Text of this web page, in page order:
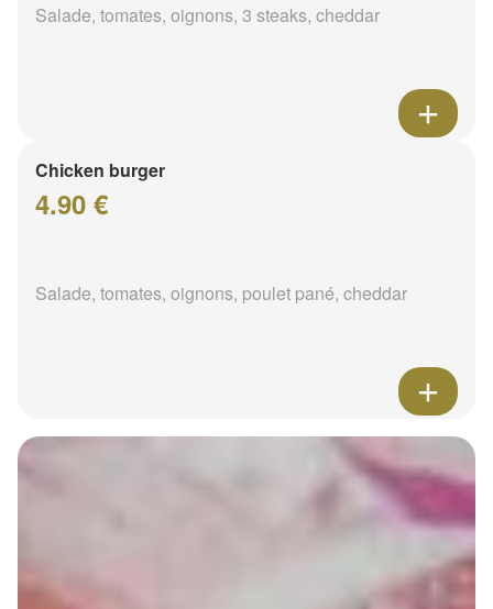
Salade, tomates, oignons, 3 steaks, cheddar
Chicken burger
4.90 €
Salade, tomates, oignons, poulet pané, cheddar